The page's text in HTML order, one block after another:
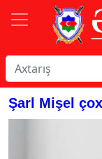
Şarl Mişel